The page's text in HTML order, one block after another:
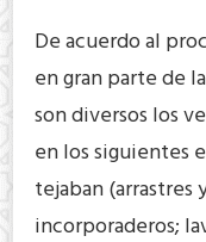
De acuerdo al
en gran parte de
son diversos los
en los siguientes
tejaban (arrastres
incorporaderos;